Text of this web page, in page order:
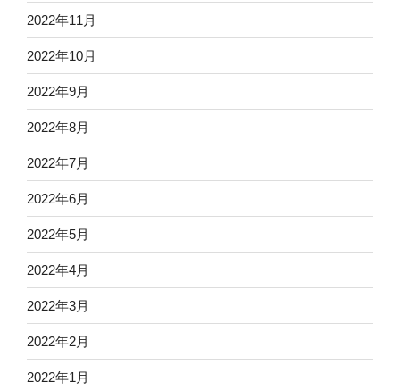
2022年11月
2022年10月
2022年9月
2022年8月
2022年7月
2022年6月
2022年5月
2022年4月
2022年3月
2022年2月
2022年1月